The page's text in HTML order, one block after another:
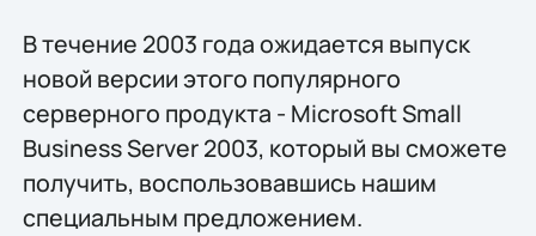
В течение 2003 года ожидается выпуск
новой версии этого популярного
серверного продукта - Microsoft Small
Business Server 2003, который вы сможете
получить, воспользовавшись нашим
специальным предложением.